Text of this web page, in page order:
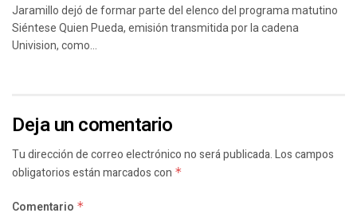
Jaramillo dejó de formar parte del elenco del programa matutino
Siéntese Quien Pueda, emisión transmitida por la cadena
Univision, como...
Deja un comentario
Tu dirección de correo electrónico no será publicada.Los campos
obligatorios están marcados con *
Comentario *